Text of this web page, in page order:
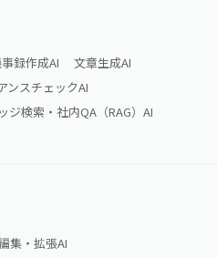
録作成AI
文章生成AI
ンスチェックAI
ジ検索・社内QA（RAG）AI
集・拡張AI